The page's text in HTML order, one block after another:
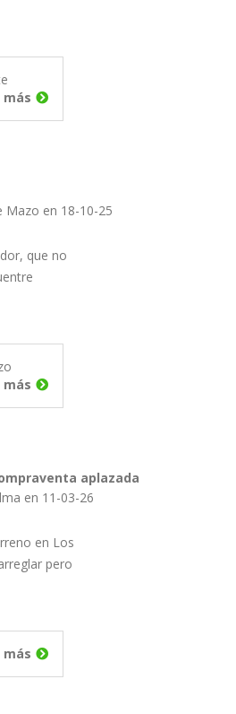
más
Mazo en 18-10-25
que no
más
aplazada
en 11-03-26
en Los
pero
más